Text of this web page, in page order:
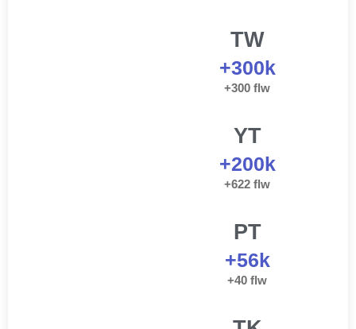
TW
+300k
+300 flw
YT
+200k
+622 flw
PT
+56k
+40 flw